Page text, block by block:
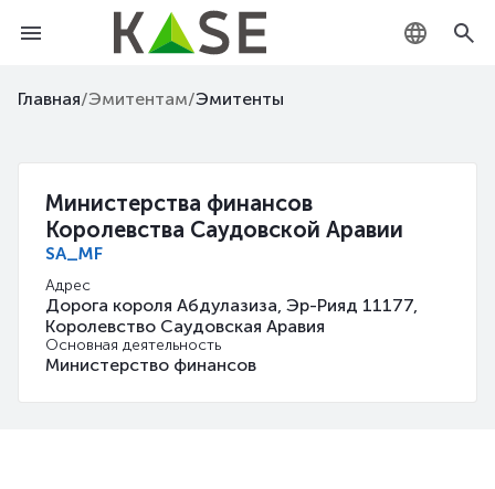
Главная/Эмитентам/Эмитенты
Министерства финансов
Королевства Саудовской Аравии
SA_MF
Адрес
Дорога короля Абдулазиза, Эр-Рияд 11177,
Королевство Саудовская Аравия
Основная деятельность
Министерство финансов